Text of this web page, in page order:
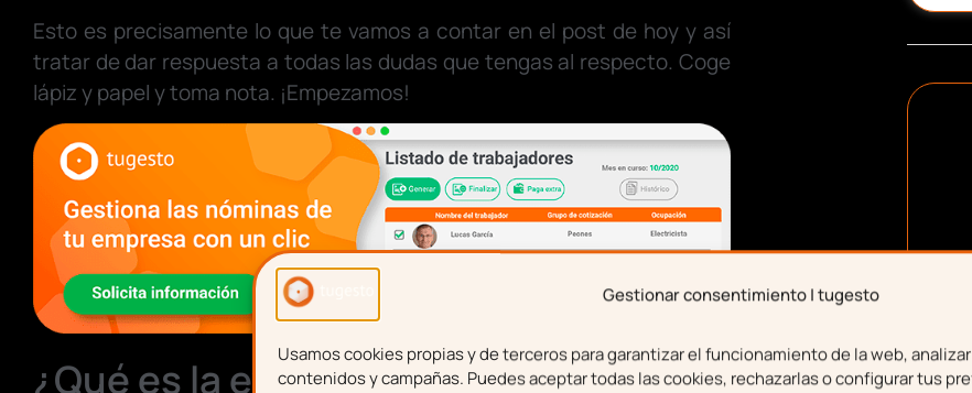
Gestionar consentimiento | tugesto
Usamos cookies propias y de terceros para garantizar el funcionamiento de la web,
contenidos y campañas. Puedes aceptar todas las cookies, rechazarlas o configurar tus
Esto es precisamente lo que te vamos a contar en el post de hoy y así
tratar de dar respuesta a todas las dudas que tengas al respecto. Coge
lápiz y papel y toma nota. ¡Empezamos!
¿Qué es la excedencia laboral?